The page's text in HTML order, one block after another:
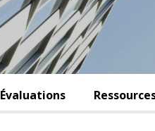
Évaluations